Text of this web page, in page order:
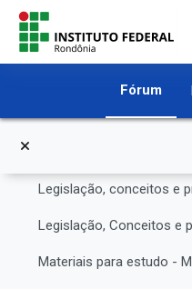
Ir para o conteúdo principal
Fórum